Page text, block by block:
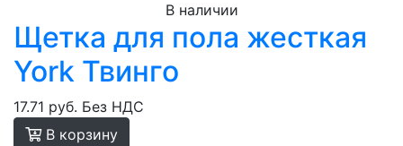
В наличии
Щетка для пола жесткая
York Твинго
17.71 руб. Без НДС
В корзину